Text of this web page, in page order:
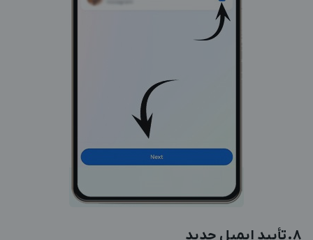
‎8. تأیید ایمیل جدید